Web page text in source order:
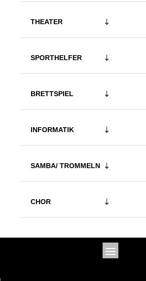
THEATER
SPORTHELFER
BRETTSPIEL
INFORMATIK
SAMBA/ TROMMELN
CHOR